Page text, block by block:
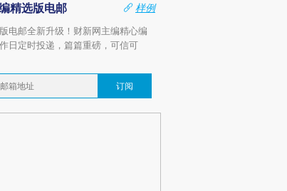
精选版电邮
样例
电邮全新升级！财新网主编精心编
日定时投递，篇篇重磅，可信可
订阅